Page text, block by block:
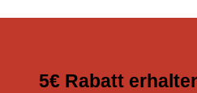
5€ Rabatt